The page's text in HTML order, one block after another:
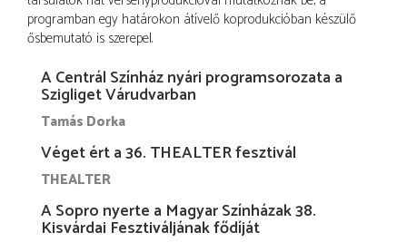
programban egy határokon átívelő koprodukcióban készülő
ősbemutató is szerepel.
A Centrál Színház nyári programsorozata a
Szigliget Várudvarban
Tamás Dorka
Véget ért a 36. THEALTER fesztivál
THEALTER
A Sopro nyerte a Magyar Színházak 38.
Kisvárdai Fesztiváljának fődíját